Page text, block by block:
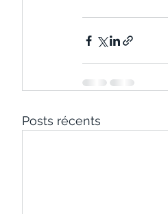
Posts récents